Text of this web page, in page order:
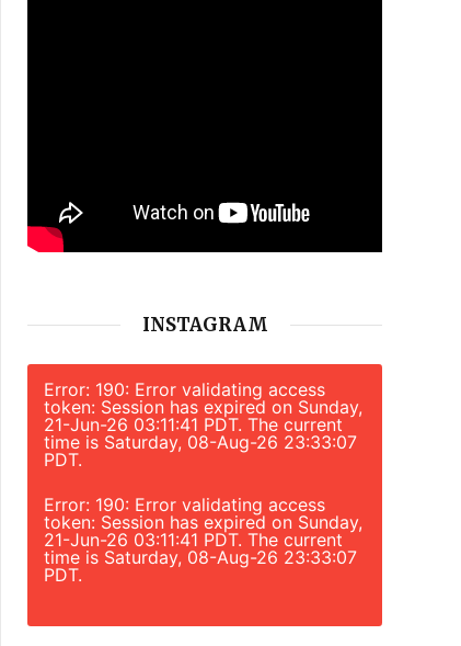
INSTAGRAM
Error: 190: Error validating access
token: Session has expired on Sunday,
21-Jun-26 03:11:41 PDT. The current
time is Saturday, 08-Aug-26 23:33:07
PDT.
Error: 190: Error validating access
token: Session has expired on Sunday,
21-Jun-26 03:11:41 PDT. The current
time is Saturday, 08-Aug-26 23:33:07
PDT.